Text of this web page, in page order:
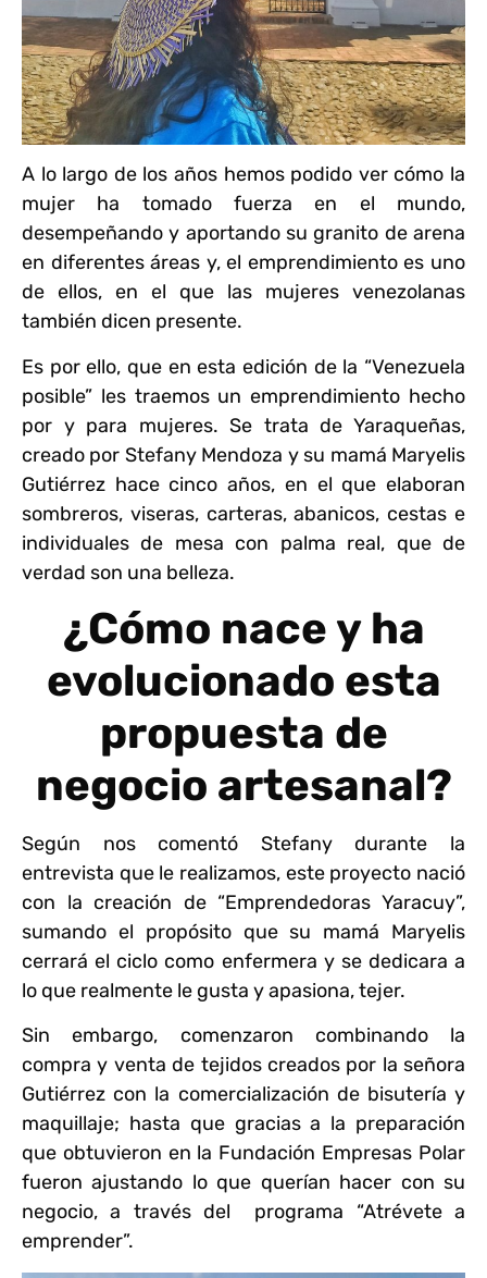
A lo largo de los años hemos podido ver cómo la
mujer ha tomado fuerza en el mundo,
desempeñando y aportando su granito de arena
en diferentes áreas y, el emprendimiento es uno
de ellos, en el que las mujeres venezolanas
también dicen presente.
Es por ello, que en esta edición de la “Venezuela
posible” les traemos un emprendimiento hecho
por y para mujeres. Se trata de Yaraqueñas,
creado por Stefany Mendoza y su mamá Maryelis
Gutiérrez hace cinco años, en el que elaboran
sombreros, viseras, carteras, abanicos, cestas e
individuales de mesa con palma real, que de
verdad son una belleza.
¿Cómo nace y ha
evolucionado esta
propuesta de
negocio artesanal?
Según nos comentó Stefany durante la
entrevista que le realizamos, este proyecto nació
con la creación de “Emprendedoras Yaracuy”,
sumando el propósito que su mamá Maryelis
cerrará el ciclo como enfermera y se dedicara a
lo que realmente le gusta y apasiona, tejer.
Sin embargo, comenzaron combinando la
compra y venta de tejidos creados por la señora
Gutiérrez con la comercialización de bisutería y
maquillaje; hasta que gracias a la preparación
que obtuvieron en la Fundación Empresas Polar
fueron ajustando lo que querían hacer con su
negocio, a través del programa “Atrévete a
emprender”.